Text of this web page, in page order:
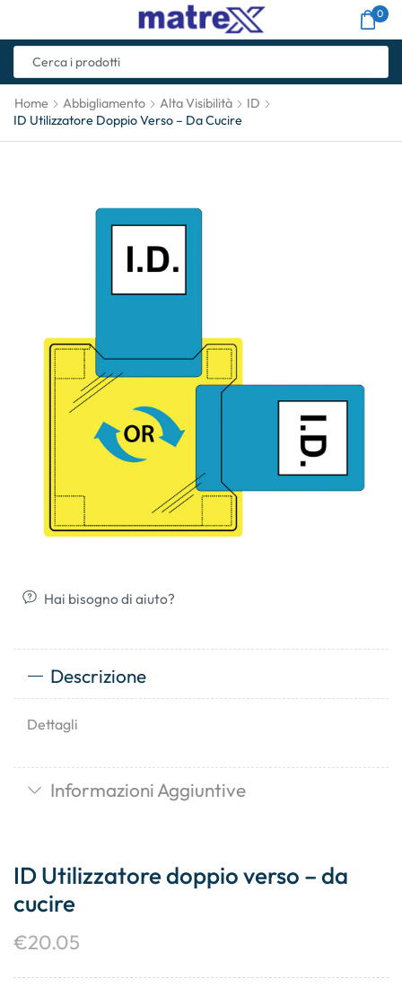
0
Home Abbigliamento Alta Visibilità
ID
ID Utilizzatore Doppio Verso – Da Cucire
Hai bisogno di aiuto?
Descrizione
Dettagli
Informazioni Aggiuntive
ID Utilizzatore doppio verso – da
cucire
€20.05